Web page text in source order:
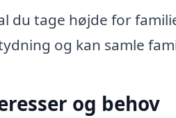
du tage højde for
og kan samle
og behov